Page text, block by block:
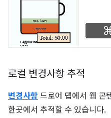
로컬 변경사항 추적
변경사항 드로어 탭에서 웹 콘
한곳에서 추적할 수 있습니다.